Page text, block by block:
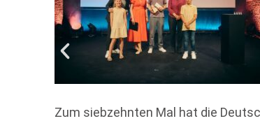
Zum siebzehnten Mal hat die